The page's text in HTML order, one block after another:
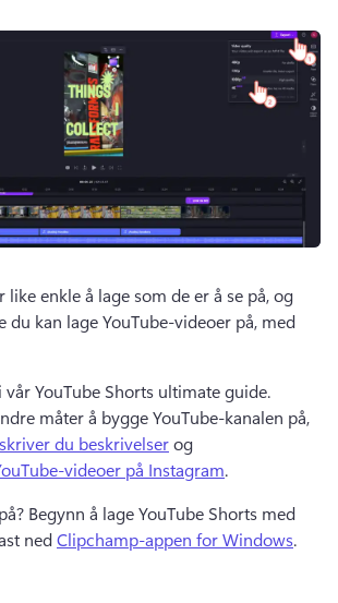
like enkle å lage som de er å se på, og
du kan lage YouTube-videoer på, med
måter å bygge YouTube-kanalen på,
du beskrivelser og
videoer på Instagram.
Begynn å lage YouTube Shorts med
ned Clipchamp-appen for Windows.